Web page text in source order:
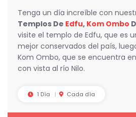
Tenga un día increíble con
Templos De Edfu, Kom Ombo
visite el templo de Edfu, que es
mejor conservados del país,
Kom Ombo, que se encuentra
con vista al río Nilo.
1 Día Cada día